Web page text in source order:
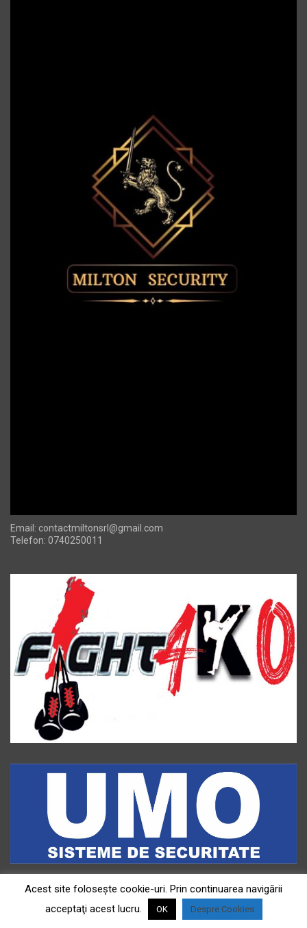
Email: contactmiltonsrl@gmail.com
Telefon: 0740250011
Acest site foloseşte cookie-uri. Prin continuarea navigării
acceptaţi acest lucru.
OK Despre Cookies